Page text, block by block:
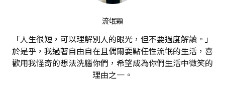
流氓顆
「人生很短，可以理解別人的眼光，但不要過度解讀。」
於是乎，我過著自由自在且偶爾耍點任性流氓的生活，喜
歡用我怪奇的想法洗腦你們，希望成為你們生活中微笑的
理由之一。